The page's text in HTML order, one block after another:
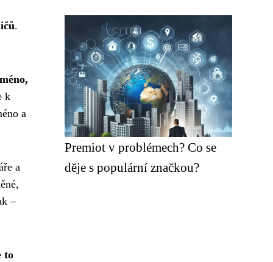
.
k
a
a
–
to
Premiot v problémech? Co se
děje s populární značkou?